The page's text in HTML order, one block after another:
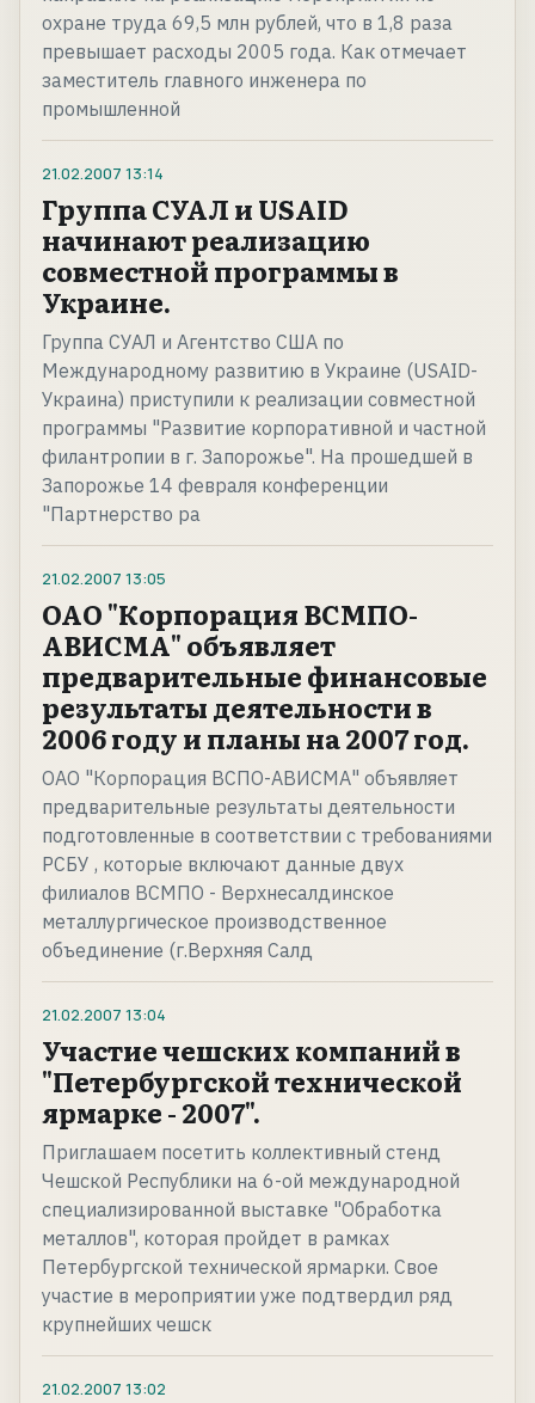
охране труда 69,5 млн рублей, что в 1,8 раза
превышает расходы 2005 года. Как отмечает
заместитель главного инженера по
промышленной
21.02.2007 13:14
Группа СУАЛ и USAID
начинают реализацию
совместной программы в
Украине.
Группа СУАЛ и Агентство США по
Международному развитию в Украине (USAID-
Украина) приступили к реализации совместной
программы "Развитие корпоративной и частной
филантропии в г. Запорожье". На прошедшей в
Запорожье 14 февраля конференции
"Партнерство ра
21.02.2007 13:05
ОАО "Корпорация ВСМПО-
АВИСМА" объявляет
предварительные финансовые
результаты деятельности в
2006 году и планы на 2007 год.
ОАО "Корпорация ВСПО-АВИСМА" объявляет
предварительные результаты деятельности
подготовленные в соответствии с требованиями
РСБУ , которые включают данные двух
филиалов ВСМПО - Верхнесалдинское
металлургическое производственное
объединение (г.Верхняя Салд
21.02.2007 13:04
Участие чешских компаний в
"Петербургской технической
ярмарке - 2007".
Приглашаем посетить коллективный стенд
Чешской Республики на 6-ой международной
специализированной выставке "Обработка
металлов", которая пройдет в рамках
Петербургской технической ярмарки. Свое
участие в мероприятии уже подтвердил ряд
крупнейших чешск
21.02.2007 13:02